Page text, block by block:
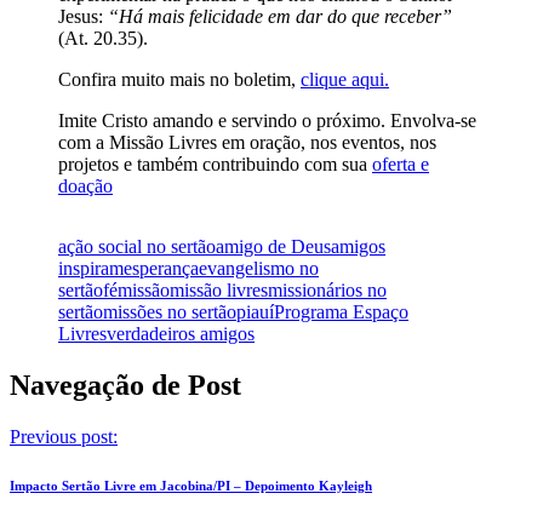
Jesus: “Há mais felicidade em dar do que receber”
(At. 20.35).
Confira muito mais no boletim, clique aqui.
Imite Cristo amando e servindo o próximo. Envolva-se
com a Missão Livres em oração, nos eventos, nos
projetos e também contribuindo com sua oferta e
doação
ação social no sertãoamigo de Deusamigos
inspiramesperançaevangelismo no
sertãofémissãomissão livresmissionários no
sertãomissões no sertãopiauíPrograma Espaço
Livresverdadeiros amigos
Navegação de Post
Previous post:
Impacto Sertão Livre em Jacobina/PI – Depoimento Kayleigh